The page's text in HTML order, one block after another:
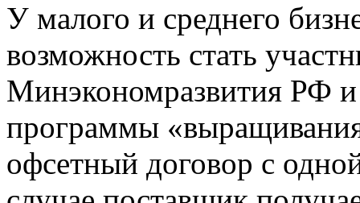
У малого и среднего
возможность стать
Минэкономразвития РФ
программы
офсетный договор с